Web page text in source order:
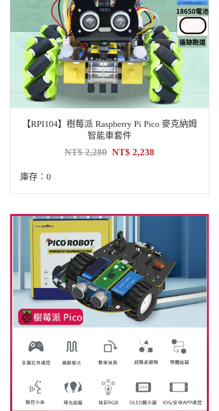
【RPI104】樹莓派 Raspberry Pi Pico 麥克納姆
智能車套件
2,280 2,238
庫存：0